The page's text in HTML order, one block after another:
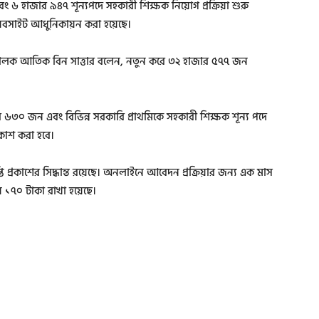
৬ হাজার ৯৪৭ শূন্যপদে সহকারী শিক্ষক নিয়োগ প্রক্রিয়া শুরু
আধুনিকায়ন করা হয়েছে।
আতিক বিন সাত্তার বলেন, নতুন করে ৩২ হাজার ৫৭৭ জন
৬৩০ জন এবং বিভিন্ন সরকারি প্রাথমিকে সহকারী শিক্ষক শূন্য পদে
করা হবে।
সিদ্ধান্ত রয়েছে। অনলাইনে আবেদন প্রক্রিয়ার জন্য এক মাস
টাকা রাখা হয়েছে।